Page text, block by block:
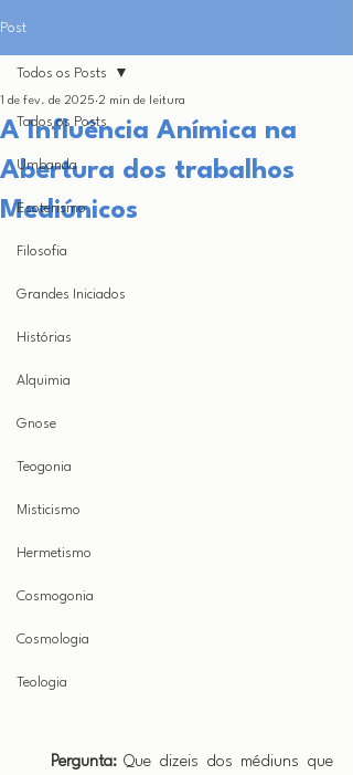
Post
Todos os Posts
Umbanda
Esoterismo
Filosofia
Grandes Iniciados
Histórias
Alquimia
Gnose
Teogonia
Misticismo
Hermetismo
Cosmogonia
Cosmologia
Teologia
Todos os Posts
A Influência Anímica na
Abertura dos trabalhos
Mediúnicos
1 de fev. de 2025 2 min de leitura
Pergunta: Que dizeis dos médiuns que